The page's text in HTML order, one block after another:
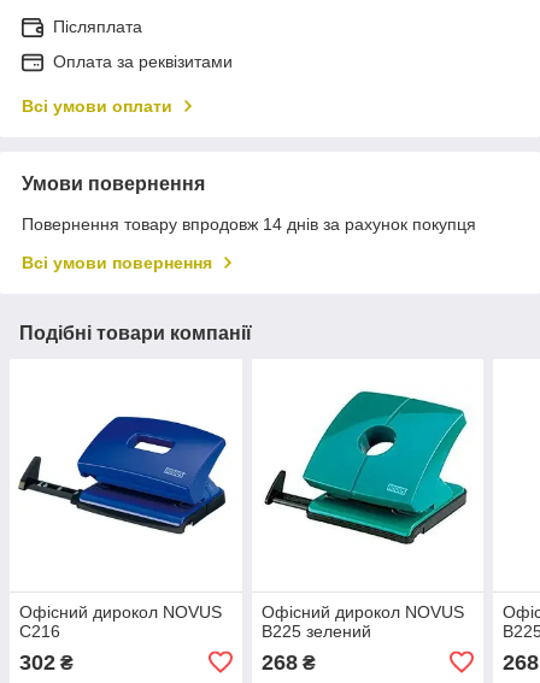
Післяплата
Оплата за реквізитами
Всі умови оплати
Умови повернення
Повернення товару впродовж 14 днів за рахунок покупця
Всі умови повернення
Подібні товари компанії
Офісний дирокол NOVUS
C216
302 ₴
Офісний дирокол NOVUS
В225 зелений
268₴ 268